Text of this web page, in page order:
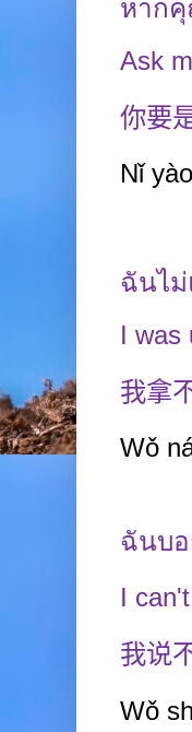
หากคุ
Ask
你要
Nǐ yào
ฉันไม่
I was
我拿
Wǒ
ฉันบอ
I
我说
Wǒ